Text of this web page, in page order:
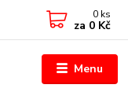
Menu
0 ks
za 0 Kč